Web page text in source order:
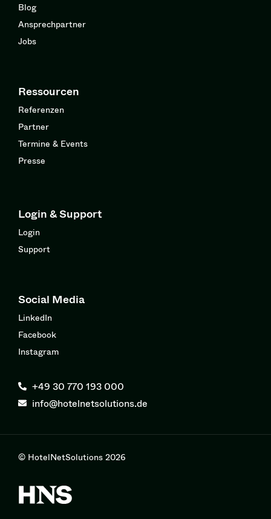
Blog
Ansprechpartner
Jobs
Ressourcen
Referenzen
Partner
Termine & Events
Presse
Login & Support
Login
Support
Social Media
LinkedIn
Facebook
Instagram
+49 30 770 193 000
info@hotelnetsolutions.de
© HotelNetSolutions 2026